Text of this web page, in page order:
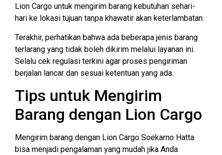
Lion Cargo untuk mengirim barang kebutuhan sehari-
hari ke lokasi tujuan tanpa khawatir akan keterlambatan.
Terakhir, perhatikan bahwa ada beberapa jenis barang
terlarang yang tidak boleh dikirim melalui layanan ini.
Selalu cek regulasi terkini agar proses pengiriman
berjalan lancar dan sesuai ketentuan yang ada.
Tips untuk Mengirim
Barang dengan Lion Cargo
Mengirim barang dengan Lion Cargo Soekarno Hatta
bisa menjadi pengalaman yang mudah jika Anda